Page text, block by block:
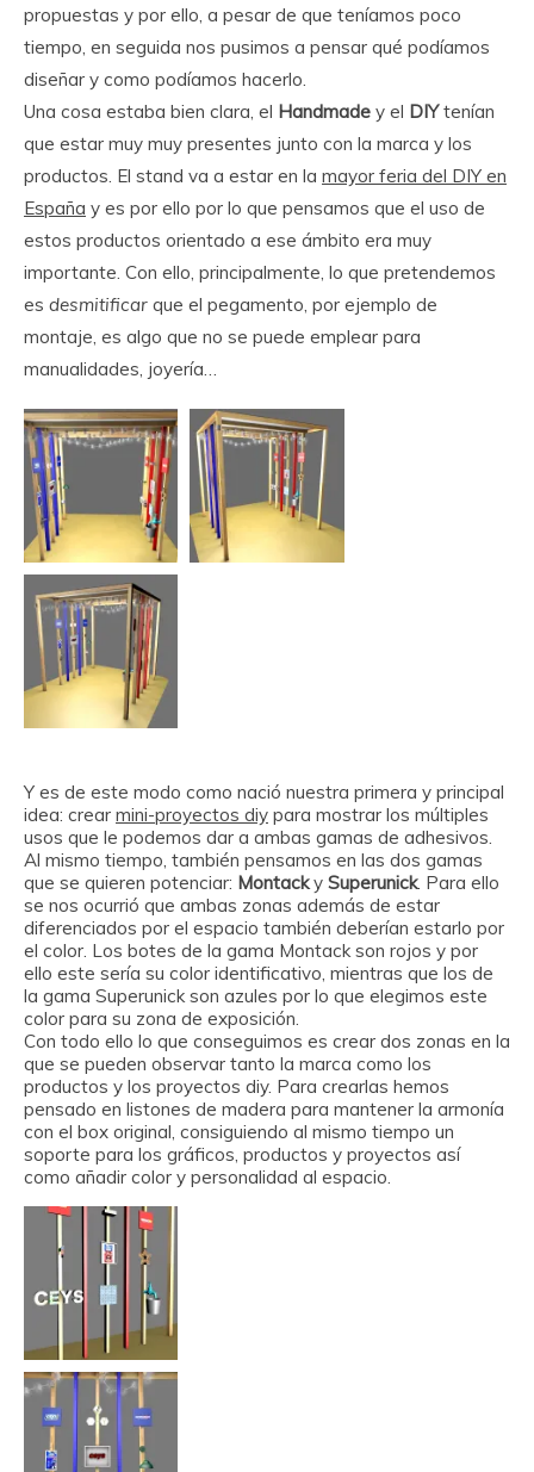
propuestas y por ello, a pesar de que teníamos poco
tiempo, en seguida nos pusimos a pensar qué podíamos
diseñar y como podíamos hacerlo.
Una cosa estaba bien clara, el Handmade y el DIYtenían
que estar muy muy presentes junto con la marca y los
productos. El stand va a estar en la mayor feria del DIY en
España y es por ello por lo que pensamos que el uso de
estos productos orientado a ese ámbito era muy
importante. Con ello, principalmente, lo que pretendemos
es desmitificar que el pegamento, por ejemplo de
montaje, es algo que no se puede emplear para
manualidades, joyería…
Y es de este modo como nació nuestra primera y principal
idea: crear mini-proyectos diy para mostrar los múltiples
usos que le podemos dar a ambas gamas de adhesivos.
Al mismo tiempo, también pensamos en las dos gamas
que se quieren potenciar: Montacky Superunick. Para ello
se nos ocurrió que ambas zonas además de estar
diferenciados por el espacio también deberían estarlo por
el color. Los botes de la gama Montack son rojos y por
ello este sería su color identificativo, mientras que los de
la gama Superunick son azules por lo que elegimos este
color para su zona de exposición.
Con todo ello lo que conseguimos es crear dos zonas en la
que se pueden observar tanto la marca como los
productos y los proyectos diy. Para crearlas hemos
pensado en listones de madera para mantener la armonía
con el box original, consiguiendo al mismo tiempo un
soporte para los gráficos, productos y proyectos así
como añadir color y personalidad al espacio.